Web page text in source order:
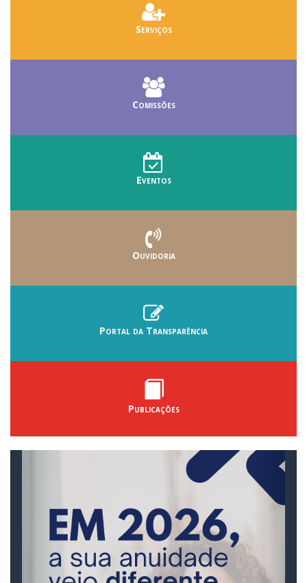
Serviços
Comissões
Eventos
Ouvidoria
Portal da Transparência
Publicações